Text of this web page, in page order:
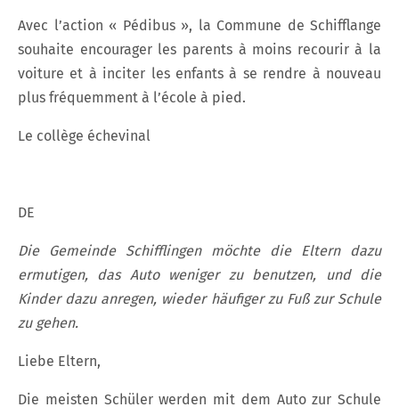
Avec l’action « Pédibus », la Commune de Schifflange
souhaite encourager les parents à moins recourir à la
voiture et à inciter les enfants à se rendre à nouveau
plus fréquemment à l’école à pied.
Le collège échevinal
DE
Die Gemeinde Schifflingen möchte die Eltern dazu
ermutigen, das Auto weniger zu benutzen, und die
Kinder dazu anregen, wieder häufiger zu Fuß zur Schule
zu gehen.
Liebe Eltern,
Die meisten Schüler werden mit dem Auto zur Schule